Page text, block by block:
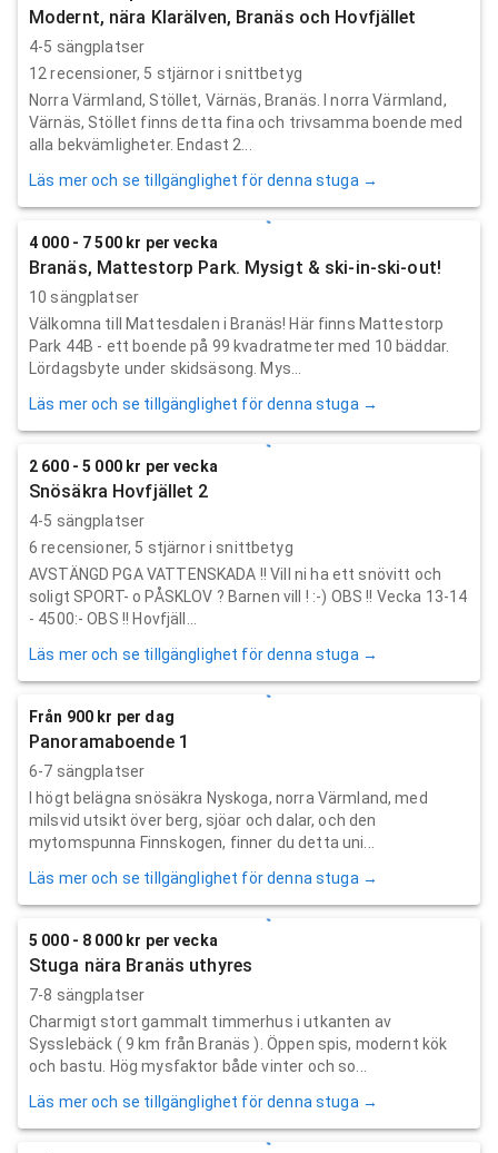
Modernt, nära Klarälven, Branäs och Hovfjället
4-5 sängplatser
12 recensioner, 5 stjärnor i snittbetyg
Norra Värmland, Stöllet, Värnäs, Branäs. I norra Värmland,
Värnäs, Stöllet finns detta fina och trivsamma boende med
alla bekvämligheter. Endast 2...
Läs mer och se tillgänglighet för denna stuga →
4 000 - 7 500 kr per vecka
Branäs, Mattestorp Park. Mysigt & ski-in-ski-out!
10 sängplatser
Välkomna till Mattesdalen i Branäs! Här finns Mattestorp
Park 44B - ett boende på 99 kvadratmeter med 10 bäddar.
Lördagsbyte under skidsäsong. Mys...
Läs mer och se tillgänglighet för denna stuga →
2 600 - 5 000 kr per vecka
Snösäkra Hovfjället 2
4-5 sängplatser
6 recensioner, 5 stjärnor i snittbetyg
AVSTÄNGD PGA VATTENSKADA !! Vill ni ha ett snövitt och
soligt SPORT- o PÅSKLOV ? Barnen vill ! :-) OBS !! Vecka 13-14
- 4500:- OBS !! Hovfjäll...
Läs mer och se tillgänglighet för denna stuga →
Från 900 kr per dag
Panoramaboende 1
6-7 sängplatser
I högt belägna snösäkra Nyskoga, norra Värmland, med
milsvid utsikt över berg, sjöar och dalar, och den
mytomspunna Finnskogen, finner du detta uni...
Läs mer och se tillgänglighet för denna stuga →
5 000 - 8 000 kr per vecka
Stuga nära Branäs uthyres
7-8 sängplatser
Charmigt stort gammalt timmerhus i utkanten av
Sysslebäck ( 9 km från Branäs ). Öppen spis, modernt kök
och bastu. Hög mysfaktor både vinter och so...
Läs mer och se tillgänglighet för denna stuga →